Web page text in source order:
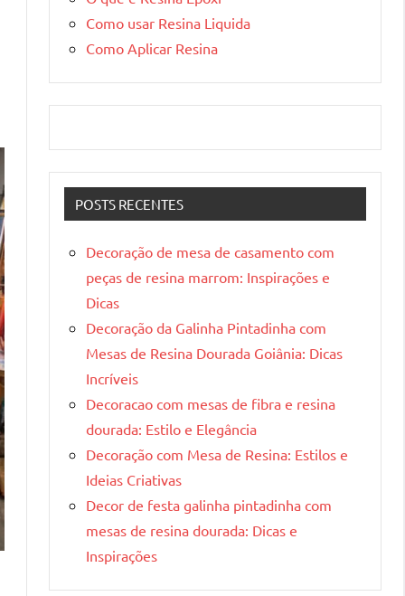
Como usar Resina Liquida
Como Aplicar Resina
POSTS RECENTES
Decoração de mesa de casamento com
peças de resina marrom: Inspirações e
Dicas
Decoração da Galinha Pintadinha com
Mesas de Resina Dourada Goiânia: Dicas
Incríveis
Decoracao com mesas de fibra e resina
dourada: Estilo e Elegância
Decoração com Mesa de Resina: Estilos e
Ideias Criativas
Decor de festa galinha pintadinha com
mesas de resina dourada: Dicas e
Inspirações